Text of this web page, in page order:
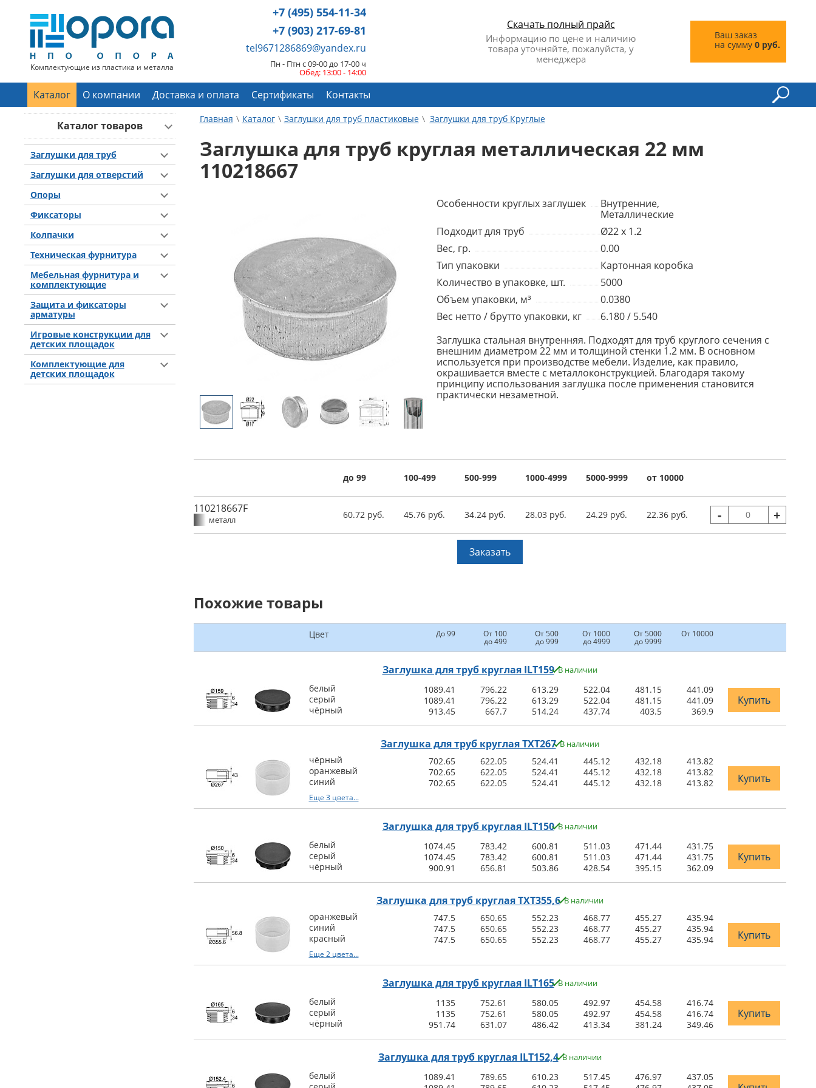
Комплектующие из пластика и металла
+7 (495) 554-11-34
+7 (903) 217-69-81
tel9671286869@yandex.ru
Пн - Птн с 09-00 до 17-00 ч
Обед: 13:00 - 14:00
Скачать полный прайс
Информацию по цене и наличию
товара уточняйте, пожалуйста, у
менеджера
Ваш заказ
на сумму 0 руб.
Каталог О компании Доставка и оплата Сертификаты Контакты
Каталог товаров
Заглушки для труб
Заглушки для отверстий
Опоры
Фиксаторы
Колпачки
Техническая фурнитура
Мебельная фурнитура и
комплектующие
Защита и фиксаторы
арматуры
Игровые конструкции для
детских площадок
Комплектующие для
детских площадок
Главная Каталог Заглушки для труб пластиковые Заглушки для труб Круглые
Заглушка для труб круглая металлическая 22 мм
110218667
Особенности круглых заглушек
Внутренние,
Металлические
Подходит для труб
Ø22 x 1.2
Вес, гр.
0.00
Тип упаковки
Картонная коробка
Количество в упаковке, шт.
5000
Объем упаковки, м³
0.0380
Вес нетто / брутто упаковки, кг
6.180 / 5.540
Заглушка стальная внутренняя. Подходят для труб круглого сечения с
внешним диаметром 22 мм и толщиной стенки 1.2 мм. В основном
используется при производстве мебели. Изделие, как правило,
окрашивается вместе с металлоконструкцией. Благодаря такому
принципу использования заглушка после применения становится
практически незаметной.
до 99 100-499 500-999 1000-4999 5000-9999 от 10000
110218667F
металл 60.72 руб. 45.76 руб. 34.24 руб. 28.03 руб. 24.29 руб. 22.36 руб. - +
Заказать
Похожие товары
Цвет До 99 От 100
до 499
От 500
до 999
От 1000
до 4999
От 5000
до 9999
От 10000
Заглушка для труб круглая ILT159 В наличии
белый 1089.41 796.22 613.29 522.04 481.15
441.09
серый
1089.41 796.22 613.29 522.04 481.15
441.09
чёрный
913.45 667.7 514.24 437.74 403.5 369.9
Купить
Заглушка для труб круглая TXT267 В наличии
чёрный 702.65 622.05 524.41 445.12 432.18
413.82
оранжевый
702.65 622.05 524.41 445.12 432.18
413.82
синий
702.65 622.05 524.41 445.12 432.18 413.82
Еще 3 цвета...
Купить
Заглушка для труб круглая ILT150 В наличии
белый 1074.45 783.42 600.81 511.03 471.44
431.75
серый
1074.45 783.42 600.81 511.03 471.44
431.75
чёрный
900.91 656.81 503.86 428.54 395.15 362.09
Купить
Заглушка для труб круглая TXT355,6 В наличии
оранжевый 747.5 650.65 552.23 468.77 455.27
435.94
синий
747.5 650.65 552.23 468.77 455.27
435.94
красный
747.5 650.65 552.23 468.77 455.27 435.94
Еще 2 цвета...
Купить
Заглушка для труб круглая ILT165 В наличии
белый 1135 752.61 580.05 492.97 454.58
416.74
серый
1135 752.61 580.05 492.97 454.58
416.74
чёрный
951.74 631.07 486.42 413.34 381.24 349.46
Купить
Заглушка для труб круглая ILT152,4 В наличии
белый 1089.41 789.65 610.23 517.45 476.97
437.05